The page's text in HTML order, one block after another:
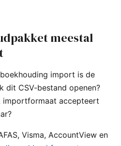
meestal
import is de
dit CSV-bestand openen?
importformaat accepteert
Visma, AccountView en